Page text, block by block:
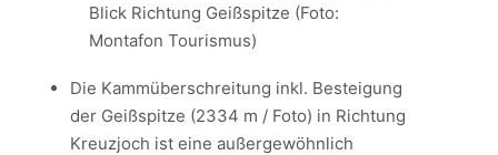
Blick Richtung Geißspitze (Foto:
Montafon Tourismus)
Die Kammüberschreitung inkl. Besteigung
der Geißspitze (2334 m / Foto) in Richtung
Kreuzjoch ist eine außergewöhnlich